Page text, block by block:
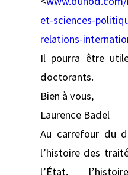
et-sciences-
relations-
Il pourra être
doctorants.
Bien à vous,
Laurence Badel
Au carrefour du
l’histoire des
l’État,